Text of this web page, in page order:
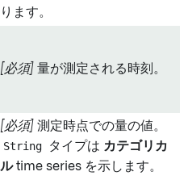
ります。
[必須] 量が測定される時刻。
[必須] 測定時点での量の値。
String
タイプは カテゴリカ
ルtime series を示します。